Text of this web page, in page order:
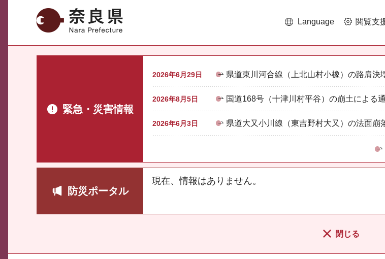
奈良県 Language 閲覧支
緊急・災害情報
2026年6月29日 県道東川河合線（上北山村小橡）の路肩決
2026年8月5日 国道168号（十津川村平谷）の崩土による
2026年6月3日 県道大又小川線（東吉野村大又）の法面崩
防災ポータル
現在、情報はありません。
閉じる